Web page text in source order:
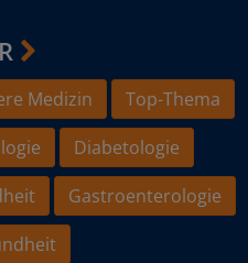
Medizin
Top-Thema
Diabetologie
Gastroenterologie